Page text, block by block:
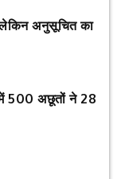
लेकिन अनुसूचित का
500 अछूतों ने 28